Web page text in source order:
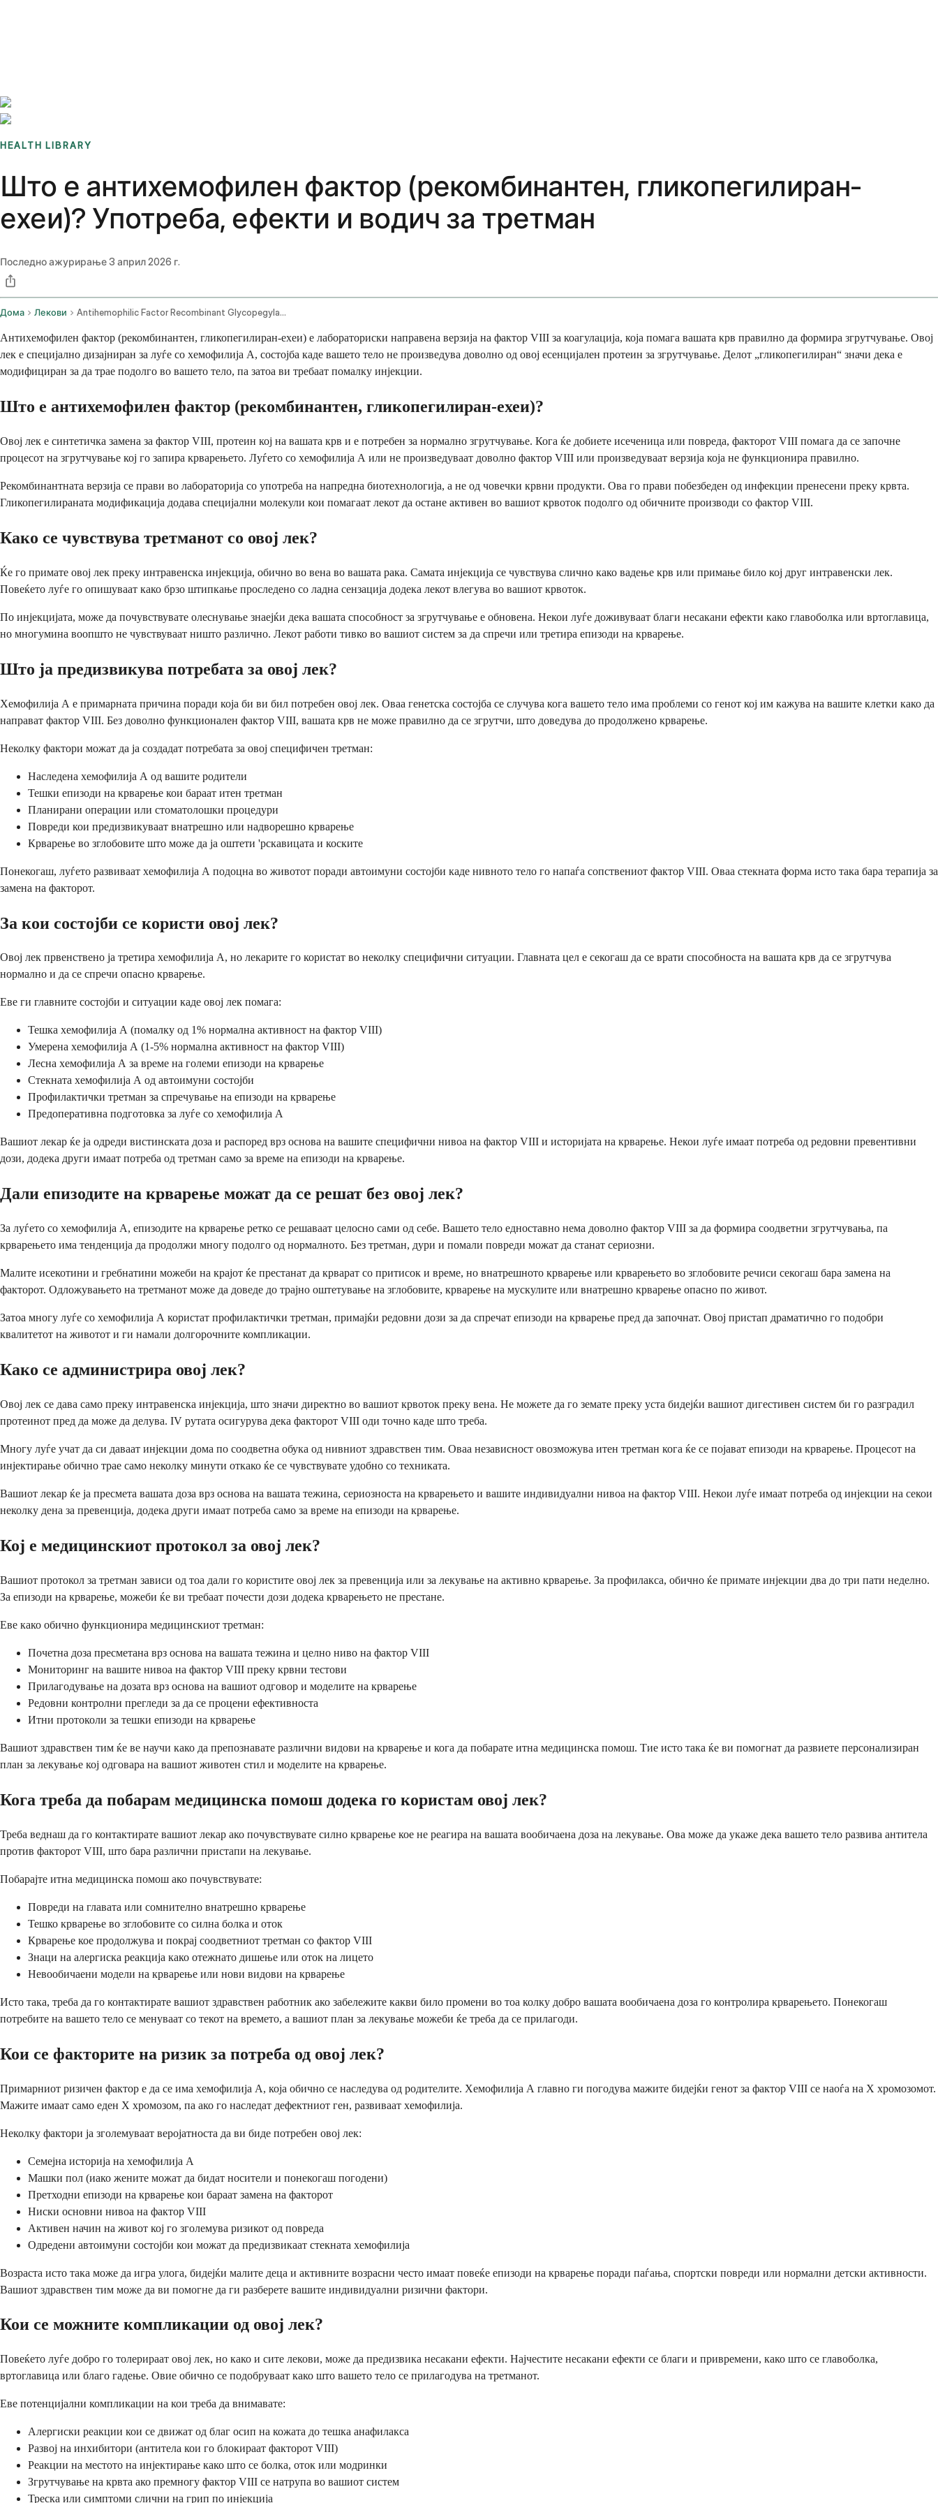
HEALTH LIBRARY
Што е антихемофилен фактор (рекомбинантен, гликопегилиран-
ехеи)? Употреба, ефекти и водич за третман
Последно ажурирање3 април 2026 г.
Дома Лекови Antihemophilic Factor Recombinant Glycopegylated Exei Intravenous Route
Антихемофилен фактор (рекомбинантен, гликопегилиран-ехеи) е лабораториски направена верзија на фактор VIII за коагулација, која помага вашата крв правилно да формира згрутчување. Овој
лек е специјално дизајниран за луѓе со хемофилија А, состојба каде вашето тело не произведува доволно од овој есенцијален протеин за згрутчување. Делот „гликопегилиран“ значи дека е
модифициран за да трае подолго во вашето тело, па затоа ви требаат помалку инјекции.
Што е антихемофилен фактор (рекомбинантен, гликопегилиран-ехеи)?
Овој лек е синтетичка замена за фактор VIII, протеин кој на вашата крв и е потребен за нормално згрутчување. Кога ќе добиете исеченица или повреда, факторот VIII помага да се започне
процесот на згрутчување кој го запира крварењето. Луѓето со хемофилија А или не произведуваат доволно фактор VIII или произведуваат верзија која не функционира правилно.
Рекомбинантната верзија се прави во лабораторија со употреба на напредна биотехнологија, а не од човечки крвни продукти. Ова го прави побезбеден од инфекции пренесени преку крвта.
Гликопегилираната модификација додава специјални молекули кои помагаат лекот да остане активен во вашиот крвоток подолго од обичните производи со фактор VIII.
Како се чувствува третманот со овој лек?
Ќе го примате овој лек преку интравенска инјекција, обично во вена во вашата рака. Самата инјекција се чувствува слично како вадење крв или примање било кој друг интравенски лек.
Повеќето луѓе го опишуваат како брзо штипкање проследено со ладна сензација додека лекот влегува во вашиот крвоток.
По инјекцијата, може да почувствувате олеснување знаејќи дека вашата способност за згрутчување е обновена. Некои луѓе доживуваат благи несакани ефекти како главоболка или вртоглавица,
но многумина воопшто не чувствуваат ништо различно. Лекот работи тивко во вашиот систем за да спречи или третира епизоди на крварење.
Што ја предизвикува потребата за овој лек?
Хемофилија А е примарната причина поради која би ви бил потребен овој лек. Оваа генетска состојба се случува кога вашето тело има проблеми со генот кој им кажува на вашите клетки како да
направат фактор VIII. Без доволно функционален фактор VIII, вашата крв не може правилно да се згрутчи, што доведува до продолжено крварење.
Неколку фактори можат да ја создадат потребата за овој специфичен третман:
Наследена хемофилија А од вашите родители
Тешки епизоди на крварење кои бараат итен третман
Планирани операции или стоматолошки процедури
Повреди кои предизвикуваат внатрешно или надворешно крварење
Крварење во зглобовите што може да ја оштети 'рскавицата и коските
Понекогаш, луѓето развиваат хемофилија А подоцна во животот поради автоимуни состојби каде нивното тело го напаѓа сопствениот фактор VIII. Оваа стекната форма исто така бара терапија за
замена на факторот.
За кои состојби се користи овој лек?
Овој лек првенствено ја третира хемофилија А, но лекарите го користат во неколку специфични ситуации. Главната цел е секогаш да се врати способноста на вашата крв да се згрутчува
нормално и да се спречи опасно крварење.
Еве ги главните состојби и ситуации каде овој лек помага:
Тешка хемофилија А (помалку од 1% нормална активност на фактор VIII)
Умерена хемофилија А (1-5% нормална активност на фактор VIII)
Лесна хемофилија А за време на големи епизоди на крварење
Стекната хемофилија А од автоимуни состојби
Профилактички третман за спречување на епизоди на крварење
Предоперативна подготовка за луѓе со хемофилија А
Вашиот лекар ќе ја одреди вистинската доза и распоред врз основа на вашите специфични нивоа на фактор VIII и историјата на крварење. Некои луѓе имаат потреба од редовни превентивни
дози, додека други имаат потреба од третман само за време на епизоди на крварење.
Дали епизодите на крварење можат да се решат без овој лек?
За луѓето со хемофилија А, епизодите на крварење ретко се решаваат целосно сами од себе. Вашето тело едноставно нема доволно фактор VIII за да формира соодветни згрутчувања, па
крварењето има тенденција да продолжи многу подолго од нормалното. Без третман, дури и помали повреди можат да станат сериозни.
Малите исекотини и гребнатини можеби на крајот ќе престанат да крварат со притисок и време, но внатрешното крварење или крварењето во зглобовите речиси секогаш бара замена на
факторот. Одложувањето на третманот може да доведе до трајно оштетување на зглобовите, крварење на мускулите или внатрешно крварење опасно по живот.
Затоа многу луѓе со хемофилија А користат профилактички третман, примајќи редовни дози за да спречат епизоди на крварење пред да започнат. Овој пристап драматично го подобри
квалитетот на животот и ги намали долгорочните компликации.
Како се администрира овој лек?
Овој лек се дава само преку интравенска инјекција, што значи директно во вашиот крвоток преку вена. Не можете да го земате преку уста бидејќи вашиот дигестивен систем би го разградил
протеинот пред да може да делува. IV рутата осигурува дека факторот VIII оди точно каде што треба.
Многу луѓе учат да си даваат инјекции дома по соодветна обука од нивниот здравствен тим. Оваа независност овозможува итен третман кога ќе се појават епизоди на крварење. Процесот на
инјектирање обично трае само неколку минути откако ќе се чувствувате удобно со техниката.
Вашиот лекар ќе ја пресмета вашата доза врз основа на вашата тежина, сериозноста на крварењето и вашите индивидуални нивоа на фактор VIII. Некои луѓе имаат потреба од инјекции на секои
неколку дена за превенција, додека други имаат потреба само за време на епизоди на крварење.
Кој е медицинскиот протокол за овој лек?
Вашиот протокол за третман зависи од тоа дали го користите овој лек за превенција или за лекување на активно крварење. За профилакса, обично ќе примате инјекции два до три пати неделно.
За епизоди на крварење, можеби ќе ви требаат почести дози додека крварењето не престане.
Еве како обично функционира медицинскиот третман:
Почетна доза пресметана врз основа на вашата тежина и целно ниво на фактор VIII
Мониторинг на вашите нивоа на фактор VIII преку крвни тестови
Прилагодување на дозата врз основа на вашиот одговор и моделите на крварење
Редовни контролни прегледи за да се процени ефективноста
Итни протоколи за тешки епизоди на крварење
Вашиот здравствен тим ќе ве научи како да препознавате различни видови на крварење и кога да побарате итна медицинска помош. Тие исто така ќе ви помогнат да развиете персонализиран
план за лекување кој одговара на вашиот животен стил и моделите на крварење.
Кога треба да побарам медицинска помош додека го користам овој лек?
Треба веднаш да го контактирате вашиот лекар ако почувствувате силно крварење кое не реагира на вашата вообичаена доза на лекување. Ова може да укаже дека вашето тело развива антитела
против факторот VIII, што бара различни пристапи на лекување.
Побарајте итна медицинска помош ако почувствувате:
Повреди на главата или сомнително внатрешно крварење
Тешко крварење во зглобовите со силна болка и оток
Крварење кое продолжува и покрај соодветниот третман со фактор VIII
Знаци на алергиска реакција како отежнато дишење или оток на лицето
Невообичаени модели на крварење или нови видови на крварење
Исто така, треба да го контактирате вашиот здравствен работник ако забележите какви било промени во тоа колку добро вашата вообичаена доза го контролира крварењето. Понекогаш
потребите на вашето тело се менуваат со текот на времето, а вашиот план за лекување можеби ќе треба да се прилагоди.
Кои се факторите на ризик за потреба од овој лек?
Примарниот ризичен фактор е да се има хемофилија А, која обично се наследува од родителите. Хемофилија А главно ги погодува мажите бидејќи генот за фактор VIII се наоѓа на Х хромозомот.
Мажите имаат само еден Х хромозом, па ако го наследат дефектниот ген, развиваат хемофилија.
Неколку фактори ја зголемуваат веројатноста да ви биде потребен овој лек:
Семејна историја на хемофилија А
Машки пол (иако жените можат да бидат носители и понекогаш погодени)
Претходни епизоди на крварење кои бараат замена на факторот
Ниски основни нивоа на фактор VIII
Активен начин на живот кој го зголемува ризикот од повреда
Одредени автоимуни состојби кои можат да предизвикаат стекната хемофилија
Возраста исто така може да игра улога, бидејќи малите деца и активните возрасни често имаат повеќе епизоди на крварење поради паѓања, спортски повреди или нормални детски активности.
Вашиот здравствен тим може да ви помогне да ги разберете вашите индивидуални ризични фактори.
Кои се можните компликации од овој лек?
Повеќето луѓе добро го толерираат овој лек, но како и сите лекови, може да предизвика несакани ефекти. Најчестите несакани ефекти се благи и привремени, како што се главоболка,
вртоглавица или благо гадење. Овие обично се подобруваат како што вашето тело се прилагодува на третманот.
Еве потенцијални компликации на кои треба да внимавате:
Алергиски реакции кои се движат од благ осип на кожата до тешка анафилакса
Развој на инхибитори (антитела кои го блокираат факторот VIII)
Реакции на местото на инјектирање како што се болка, оток или модринки
Згрутчување на крвта ако премногу фактор VIII се натрупа во вашиот систем
Треска или симптоми слични на грип по инјекција